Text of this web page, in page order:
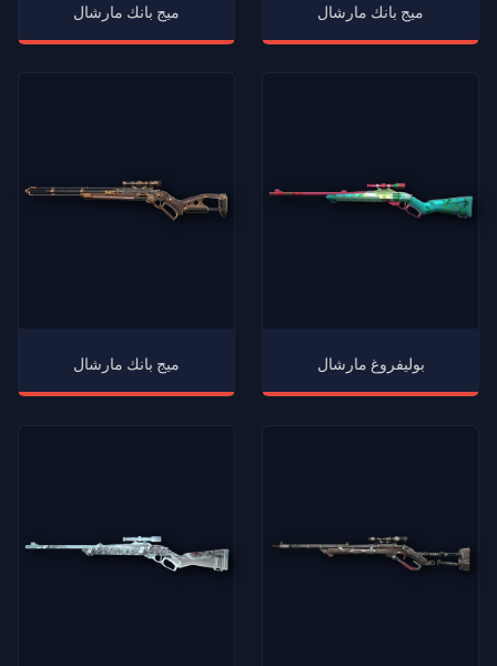
ميج بانك مارشال ميج بانك مارشال
ميج بانك مارشال بوليفروغ مارشال